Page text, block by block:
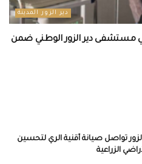
دير الزور المدينة
في مستشفى دير الزور الوطني ضمن
الزور تواصل صيانة أقنية الري لتحسين
الزراعية